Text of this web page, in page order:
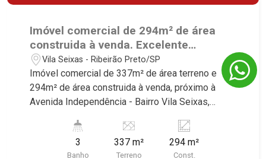
Imóvel comercial de 294m² de área
construida à venda. Excelente
localização, próximo à Avenida
Independência - Bairro Vila Seixas,
Ribeirão Preto/SP.
Vila Seixas - Ribeirão Preto/SP
Imóvel comercial de 337m² de área terreno e
294m² de área construida à venda, próximo à
Avenida Independência - Bairro Vila Seixas,
deste imóvel que a Martinelli Imobiliária
selecionou para você: - 337m² de área terreno e
3
Banho
337 m²
Terreno
294 m²
Const.